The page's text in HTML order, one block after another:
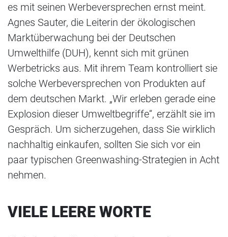
es mit seinen Werbeversprechen ernst meint.
Agnes Sauter, die Leiterin der ökologischen
Marktüberwachung bei der Deutschen
Umwelthilfe (DUH), kennt sich mit grünen
Werbetricks aus. Mit ihrem Team kontrolliert sie
solche Werbeversprechen von Produkten auf
dem deutschen Markt. „Wir erleben gerade eine
Explosion dieser Umweltbegriffe“, erzählt sie im
Gespräch. Um sicherzugehen, dass Sie wirklich
nachhaltig einkaufen, sollten Sie sich vor ein
paar typischen Greenwashing-Strategien in Acht
nehmen.
VIELE LEERE WORTE